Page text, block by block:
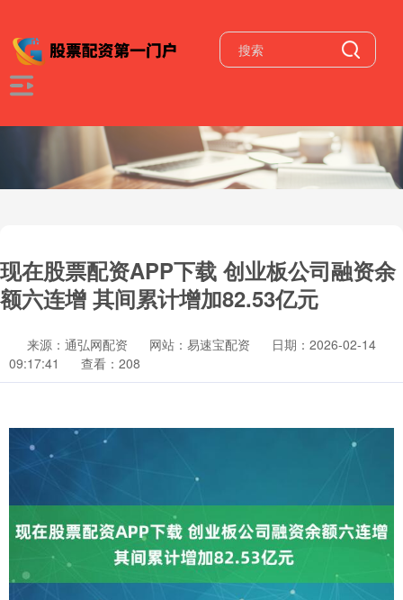
现在股票配资APP下载 创业板公司融资余
额六连增 其间累计增加82.53亿元
来源：通弘网配资 网站：易速宝配资
日期：2026-02-14
09:17:41
查看：208